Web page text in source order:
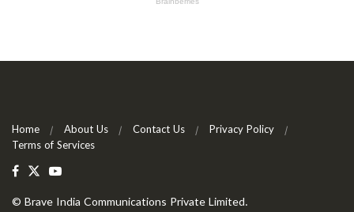
Home About Us Contact Us
Privacy Policy
Terms of Services
© Brave India Communications Private Limited.